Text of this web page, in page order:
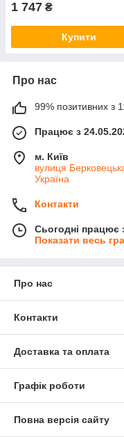
1 747 ₴
Купити
Про нас
99% позитивних з
Працює з
м. Київ
вулиця
Україна
Контакти
Сьогодні працює
Показати весь
Про нас
Контакти
Доставка та оплата
Графік роботи
Повна версія сайту